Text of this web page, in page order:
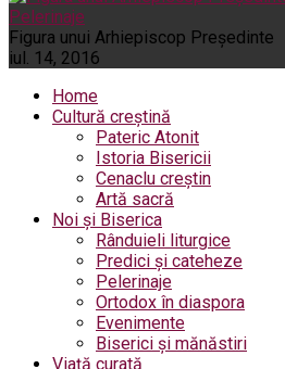
Pelerinaje
Figura unui Arhiepiscop Preşedinte
iul. 14, 2016
Home
Cultură creștină
Pateric Atonit
Istoria Bisericii
Cenaclu creștin
Artă sacră
Noi și Biserica
Rânduieli liturgice
Predici și cateheze
Pelerinaje
Ortodox în diaspora
Evenimente
Biserici și mănăstiri
Viață curată